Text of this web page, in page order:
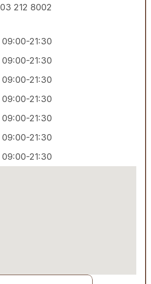
03 212 8002
09:00-21:30
09:00-21:30
09:00-21:30
09:00-21:30
09:00-21:30
09:00-21:30
09:00-21:30